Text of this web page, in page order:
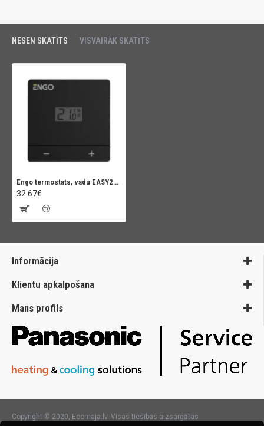
NESEN SKATĪTS VISVAIRĀK SKATĪTS
Engo termostats, vadu EASY230B
32.67€
Informācija
Klientu apkalpošana
Mans profils
Copyright © 2020, Ecomaja.lv. Visas tiesības aizsargātas